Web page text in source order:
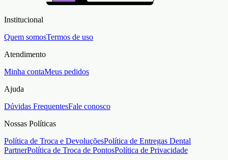
Institucional
Quem somosTermos de uso
Atendimento
Minha contaMeus pedidos
Ajuda
Dúvidas FrequentesFale conosco
Nossas Políticas
Política de Troca e DevoluçõesPolítica de Entregas Dental
PartnerPolítica de Troca de PontosPolítica de Privacidade